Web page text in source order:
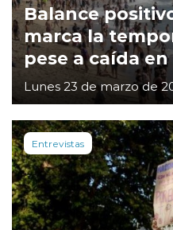
Balance
marca la
pese a caída
Lunes 23 de marzo de
Entrevistas